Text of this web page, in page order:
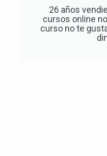
26 años
cursos online
curso no te